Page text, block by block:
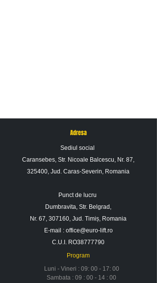
Adresa
Sediul social
Caransebes, Str. Nicoale Balcescu, Nr. 87,
325400, Jud. Caras-Severin, Romania
Punct de lucru
Dumbravita, Str. Belgrad,
Nr. 67, 307160, Jud. Timiș, Romania
E-mail : office@euro-lift.ro
C.U.I. RO38777790
Program
Luni - Vineri : 09: 00 - 17: 00
Sambata : 09 : 00 - 14 : 00